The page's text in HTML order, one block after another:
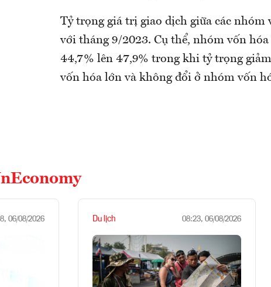
Tỷ trọng giá trị giao dịch giữa các nhóm
với tháng 9/2023. Cụ thể, nhóm vốn
44,7% lên 47,9% trong khi tỷ trọng
vốn hóa lớn và không đổi ở nhóm vốn
06/08/2026 Du lịch 08:23, 06/08/2026